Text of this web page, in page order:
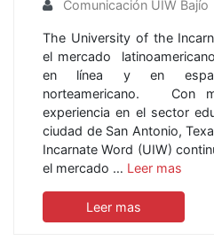
Comunicación UIW Bajío
The University of the
el mercado
en línea y en
norteamericano. Con
experiencia en el sector
ciudad de San Antonio,
Incarnate Word (UIW)
el mercado … Leer mas
Leer mas